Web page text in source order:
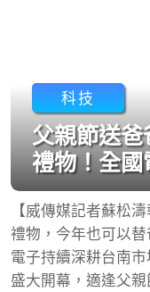
科技
父親節送
禮物！全
幕 家電9折
【威傳媒記者蘇
禮物，今年也可以
電子持續深耕台南
盛大開幕，適逢父